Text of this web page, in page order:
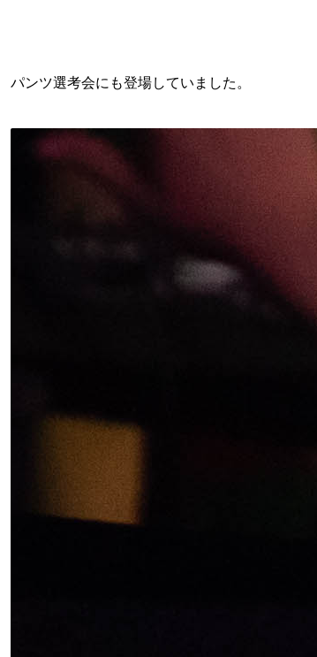
パンツ選考会にも登場していました。